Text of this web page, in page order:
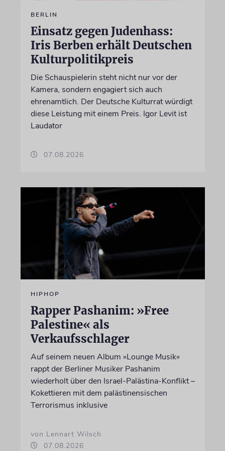
BERLIN
Einsatz gegen Judenhass:
Iris Berben erhält Deutschen
Kulturpolitikpreis
Die Schauspielerin steht nicht nur vor der
Kamera, sondern engagiert sich auch
ehrenamtlich. Der Deutsche Kulturrat würdigt
diese Leistung mit einem Preis. Igor Levit ist
Laudator
07.08.2026
HIPHOP
Rapper Pashanim: »Free
Palestine« als
Verkaufsschlager
Auf seinem neuen Album »Lounge Musik«
rappt der Berliner Musiker Pashanim
wiederholt über den Israel-Palästina-Konflikt –
Kokettieren mit dem palästinensischen
Terrorismus inklusive
von Lennart Wilsch
07.08.2026